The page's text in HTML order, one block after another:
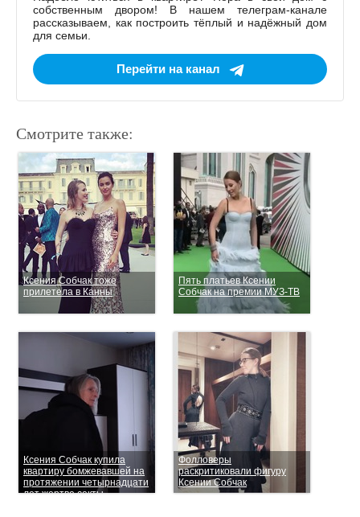
собственным двором! В нашем телеграм-канале
рассказываем, как построить тёплый и надёжный дом
для семьи.
Перейти на канал
Смотрите также:
Ксения Собчак тоже
прилетела в Канны
Пять платьев Ксении
Собчак на премии МУЗ-ТВ
Ксения Собчак купила
квартиру бомжевавшей на
протяжении четырнадцати
лет жертве секты
Фолловеры
раскритиковали фигуру
Ксении Собчак